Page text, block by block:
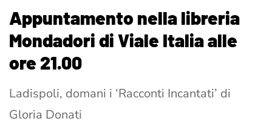
Appuntamento nella libreria
Mondadori di Viale Italia alle
ore 21.00
Ladispoli, domani i ‘Racconti Incantati’ di
Gloria Donati